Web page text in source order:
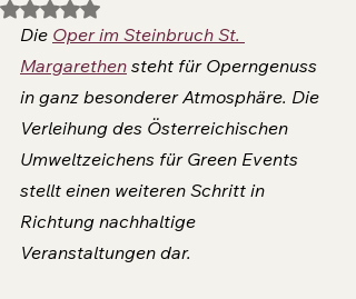
Mit NaN von 5 Sternen bewertet.
Die Oper im Steinbruch St.
Margarethen steht für Operngenuss
in ganz besonderer Atmosphäre. Die
Verleihung des Österreichischen
Umweltzeichens für Green Events
stellt einen weiteren Schritt in
Richtung nachhaltige
Veranstaltungen dar.